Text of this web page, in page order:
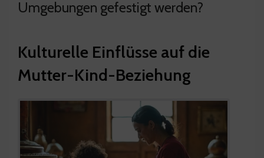
Umgebungen gefestigt werden?
Kulturelle Einflüsse auf die
Mutter-Kind-Beziehung